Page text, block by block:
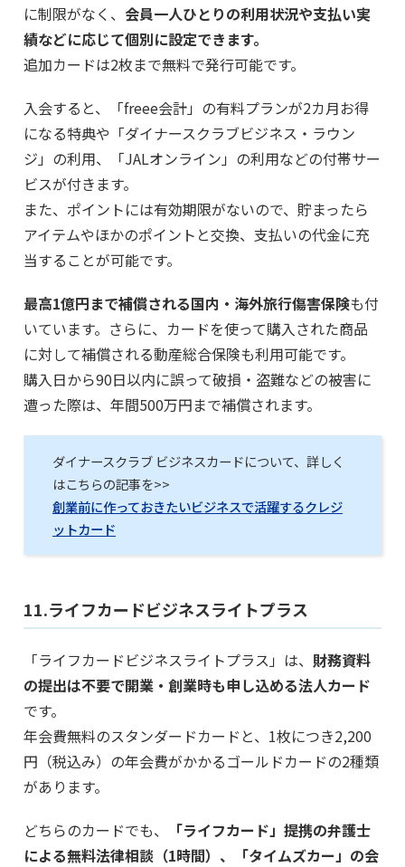
に制限がなく、 会員一人ひとりの利用状況や支払い実
績などに応じて個別に設定できます。
追加カードは2枚まで無料で発行可能です。
入会すると、「freee会計」の有料プランが2カ月お得
になる特典や「ダイナースクラブビジネス・ラウン
ジ」の利用、「JALオンライン」の利用などの付帯サー
ビスが付きます。
また、ポイントには有効期限がないので、貯まったら
アイテムやほかのポイントと交換、支払いの代金に充
当することが可能です。
最高1億円まで補償される国内・海外旅行傷害保険も付
いています。さらに、カードを使って購入された商品
に対して補償される動産総合保険も利用可能です。
購入日から90日以内に誤って破損・盗難などの被害に
遭った際は、年間500万円まで補償されます。
ダイナースクラブ ビジネスカードについて、詳しく
はこちらの記事を>>
創業前に作っておきたいビジネスで活躍するクレジ
ットカード
11.ライフカードビジネスライトプラス
「ライフカードビジネスライトプラス」は、 財務資料
の提出は不要で開業・創業時も申し込める法人カード
です。
年会費無料のスタンダードカードと、1枚につき2,200
円（税込み）の年会費がかかるゴールドカードの2種類
があります。
どちらのカードでも、
「ライフカード」提携の弁護士
による無料法律相談（1時間）、「タイムズカー」の会